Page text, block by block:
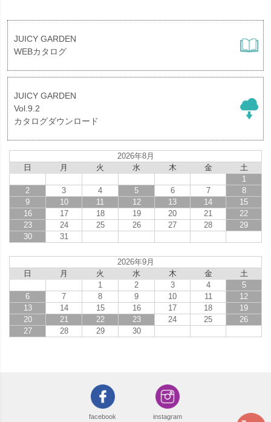
JUICY GARDEN
WEBカタログ
JUICY GARDEN
Vol.9.2
カタログダウンロード
2026年8月
日
月 火 水 木 金
土
1
2
3 4 5 6 7
8
9
10 11 12 13 14
15
16
17 18 19 20 21
22
23
24 25 26 27 28
29
30
31
2026年9月
日
月 火 水 木 金
土
1
2 3 4
5
6
7 8 9 10 11
12
13
14 15 16 17 18
19
20
21 22 23 24 25
26
27
28 29 30
facebook instagram